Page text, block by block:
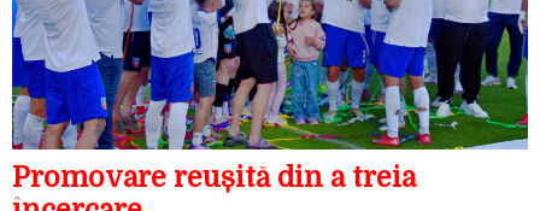
Promovare reușită din a treia